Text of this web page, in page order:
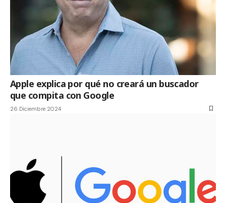
Apple explica por qué no creará un buscador
que compita con Google
26 Diciembre 2024